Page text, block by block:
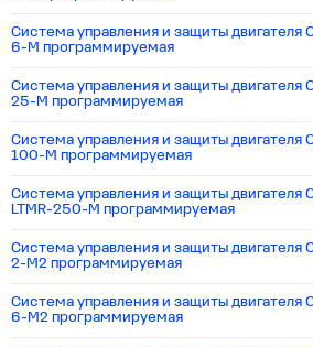
Система управления и защиты двигателя
6-M программируемая
Система управления и защиты двигателя
25-M программируемая
Система управления и защиты двигателя
100-M программируемая
Система управления и защиты двигателя
LTMR-250-M программируемая
Система управления и защиты двигателя
2-M2 программируемая
Система управления и защиты двигателя
6-M2 программируемая